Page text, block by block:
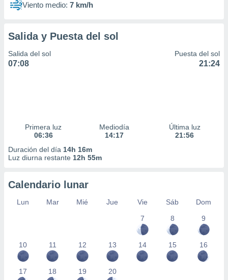
Viento medio: 7 km/h
Salida y Puesta del sol
Salida del sol
07:08
Puesta del sol
21:24
Primera luz
06:36
Mediodía
14:17
Última luz
21:56
Duración del día 14h 16m
Luz diurna restante 12h 55m
Calendario lunar
Lun Mar Mié Jue Vie Sáb
Dom
7
8 9
10 11 12 13 14 15 16
17 18 19 20